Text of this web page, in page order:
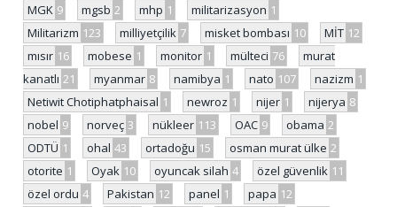
MGK 9 mgsb 2 mhp 1 militarizasyon 1
Militarizm 123 milliyetçilik 7 misket bombası 10 MİT 12
mısır 16 mobese 1 monitor 1 mülteci 76
murat
kanatlı 21 myanmar 8 namibya 1 nato 107 nazizm 1
Netiwit Chotiphatphaisal 1 newroz 1 nijer 1 nijerya 8
nobel 9 norveç 3 nükleer 113 OAC 9 obama 2
ODTÜ 1 ohal 43 ortadoğu 15 osman murat ülke 2
otorite 1 Oyak 10 oyuncak silah 4 özel güvenlik 11
özel ordu 4 Pakistan 12 panel 1 papa 12